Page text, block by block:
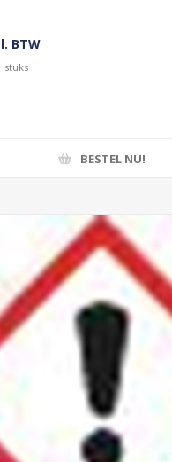
BTW
stuks
BESTEL NU!